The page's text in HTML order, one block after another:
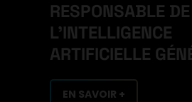
RESPONSABLE DE
L'INTELLIGENCE
ARTIFICIELLE
EN SAVOIR +